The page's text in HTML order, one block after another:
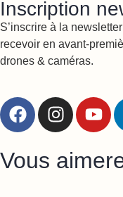
Inscription
S’inscrire à la
recevoir en avant-
drones & caméras.
Vous